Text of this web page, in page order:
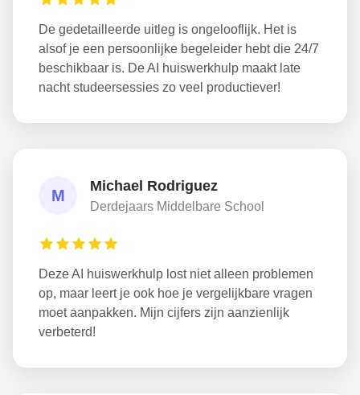
De gedetailleerde uitleg is ongelooflijk. Het is
alsof je een persoonlijke begeleider hebt die 24/7
beschikbaar is. De AI huiswerkhulp maakt late
nacht studeersessies zo veel productiever!
M
Michael Rodriguez
Derdejaars Middelbare School
Deze AI huiswerkhulp lost niet alleen problemen
op, maar leert je ook hoe je vergelijkbare vragen
moet aanpakken. Mijn cijfers zijn aanzienlijk
verbeterd!